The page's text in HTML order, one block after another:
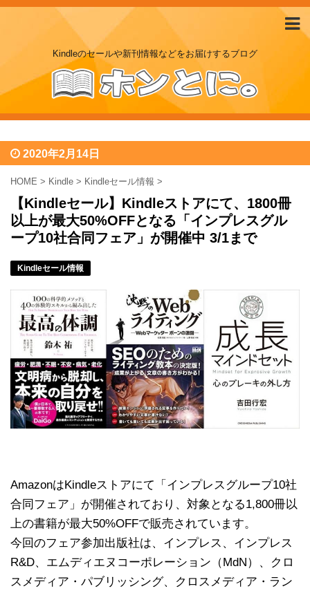
Kindleのセールや新刊情報などをお届けするブログ
2020年2月14日
HOME > Kindle > Kindleセール情報 >
【Kindleセール】Kindleストアにて、1800冊
以上が最大50%OFFとなる「インプレスグル
ープ10社合同フェア」が開催中 3/1まで
Kindleセール情報
AmazonはKindleストアにて「インプレスグループ10社
合同フェア」が開催されており、対象となる1,800冊以
上の書籍が最大50%OFFで販売されています。
今回のフェア参加出版社は、インプレス、インプレス
R&D、エムディエヌコーポレーション（MdN）、クロ
スメディア・パブリッシング、クロスメディア・ラン